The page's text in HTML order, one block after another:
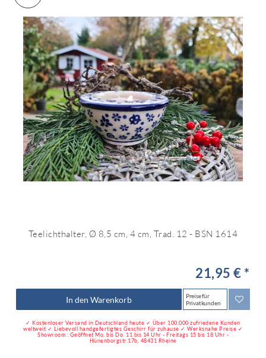
Teelichthalter, Ø 8,5 cm, 4 cm, Trad. 12 - BSN 1614
21,95 € *
In den Warenkorb
Preise für
Privatkunden
✓ Kostenloser Versand in Deutschland heute ✓ Über 100.000 zufriedene Kunden
weltweit ✓ Liebevoll handgefertigtes Geschirr für zuhause ✓ Werksnahe Preise ✓
Showroom : Geöffnet Mo. bis Do. 11 bis 14 Uhr - Freitags 15 bis 18 Uhr -
Hünenborgstr.17b, 48431 Rheine